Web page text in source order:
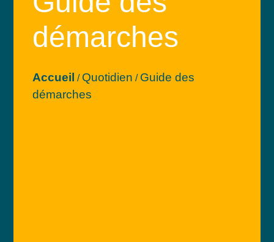
démarches
Accueil / Quotidien / Guide des
démarches